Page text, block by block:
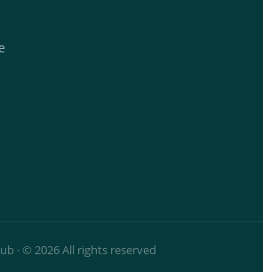
· © 2026 All rights reserved